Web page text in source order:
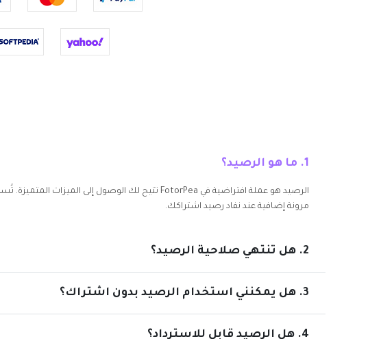
1. ما هو الرصيد؟
مرونة إضافية عند نفاد رصيد اشتراكك.
2. هل تنتهي صلاحية الرصيد؟
3. هل يمكنني استخدام الرصيد بدون اشتراك؟
4. هل الرصيد قابل للاسترداد؟